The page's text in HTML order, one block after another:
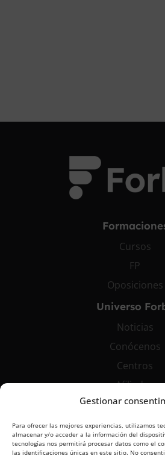
Gestionar
Para ofrecer las mejores experiencias, utilizamos
almacenar y/o acceder a la información del
tecnologías nos permitirá procesar datos como el
las identificaciones únicas en este sitio. No
Cursos
FP
Oposiciones
Universo
Noticias
Conócenos
Centros
Afiliados
900 10 20 68